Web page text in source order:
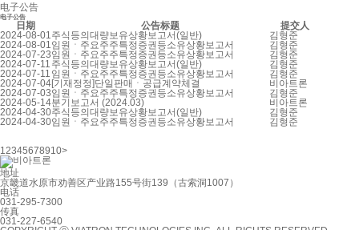
电子公告
电子公告
日期 公告标题
提交人
2024-08-01주식등의대량보유상황보고서(일반)
김형준
2024-08-01임원ㆍ주요주주특정증권등소유상황보고서
김형준
2024-07-23임원ㆍ주요주주특정증권등소유상황보고서
김형준
2024-07-11 주식등의대량보유상황보고서(일반)
김형준
2024-07-11 임원ㆍ주요주주특정증권등소유상황보고서
김형준
2024-07-04[기재정정]단일판매ㆍ공급계약체결
비아트론
2024-07-03임원ㆍ주요주주특정증권등소유상황보고서
김형준
2024-05-14분기보고서 (2024.03)
비아트론
2024-04-30주식등의대량보유상황보고서(일반)
김형준
2024-04-30임원ㆍ주요주주특정증권등소유상황보고서 김형준
12345678910>
地址
京畿道水原市劝善区产业路155号街139（古索洞1007）
电话
031-295-7300
传真
031-227-6540